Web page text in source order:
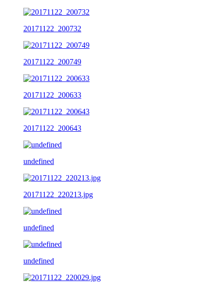
20171122_200732
20171122_200749
20171122_200633
20171122_200643
undefined
20171122_220213.jpg
undefined
undefined